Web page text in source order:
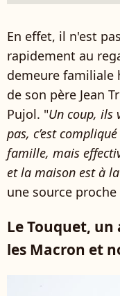
En effet, il n'est
rapidement au
demeure familiale
de son père Jean
Pujol. "Un coup, ils
pas, c’est
famille, mais
et la maison est à
une source
Le Touquet,
les Macron et